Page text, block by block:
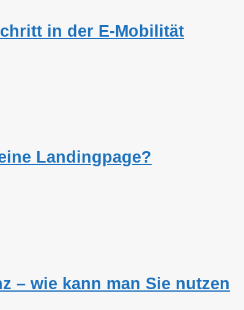
in der E-Mobilität
Landingpage?
– wie kann man Sie nutzen